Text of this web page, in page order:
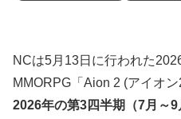
NCは5月13日に行われた
MMORPG「Aion 2 (アイオ
2026年の第3四半期（7月～